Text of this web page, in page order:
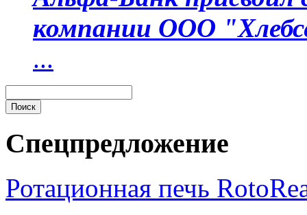
компании ООО
...
Спецпредложение
Ротационная печь